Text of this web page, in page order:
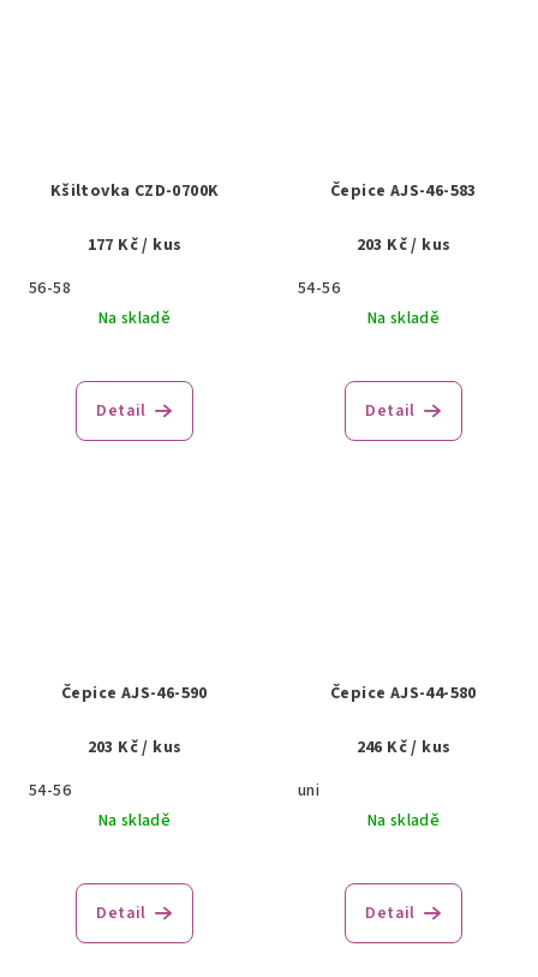
Kšiltovka CZD-0700K
177 Kč/ kus
56-58
Na skladě
Detail
Čepice AJS-46-583
203 Kč/ kus
54-56
Na skladě
Detail
Čepice AJS-46-590
203 Kč/ kus
54-56
Na skladě
Detail
Čepice AJS-44-580
246 Kč/ kus
uni
Na skladě
Detail